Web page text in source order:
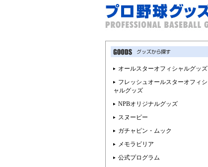
オールスターオフィシャルグッズ
フレッシュオールスターオフィシ
ャルグッズ
NPBオリジナルグッズ
スヌーピー
ガチャピン・ムック
メモラビリア
公式プログラム